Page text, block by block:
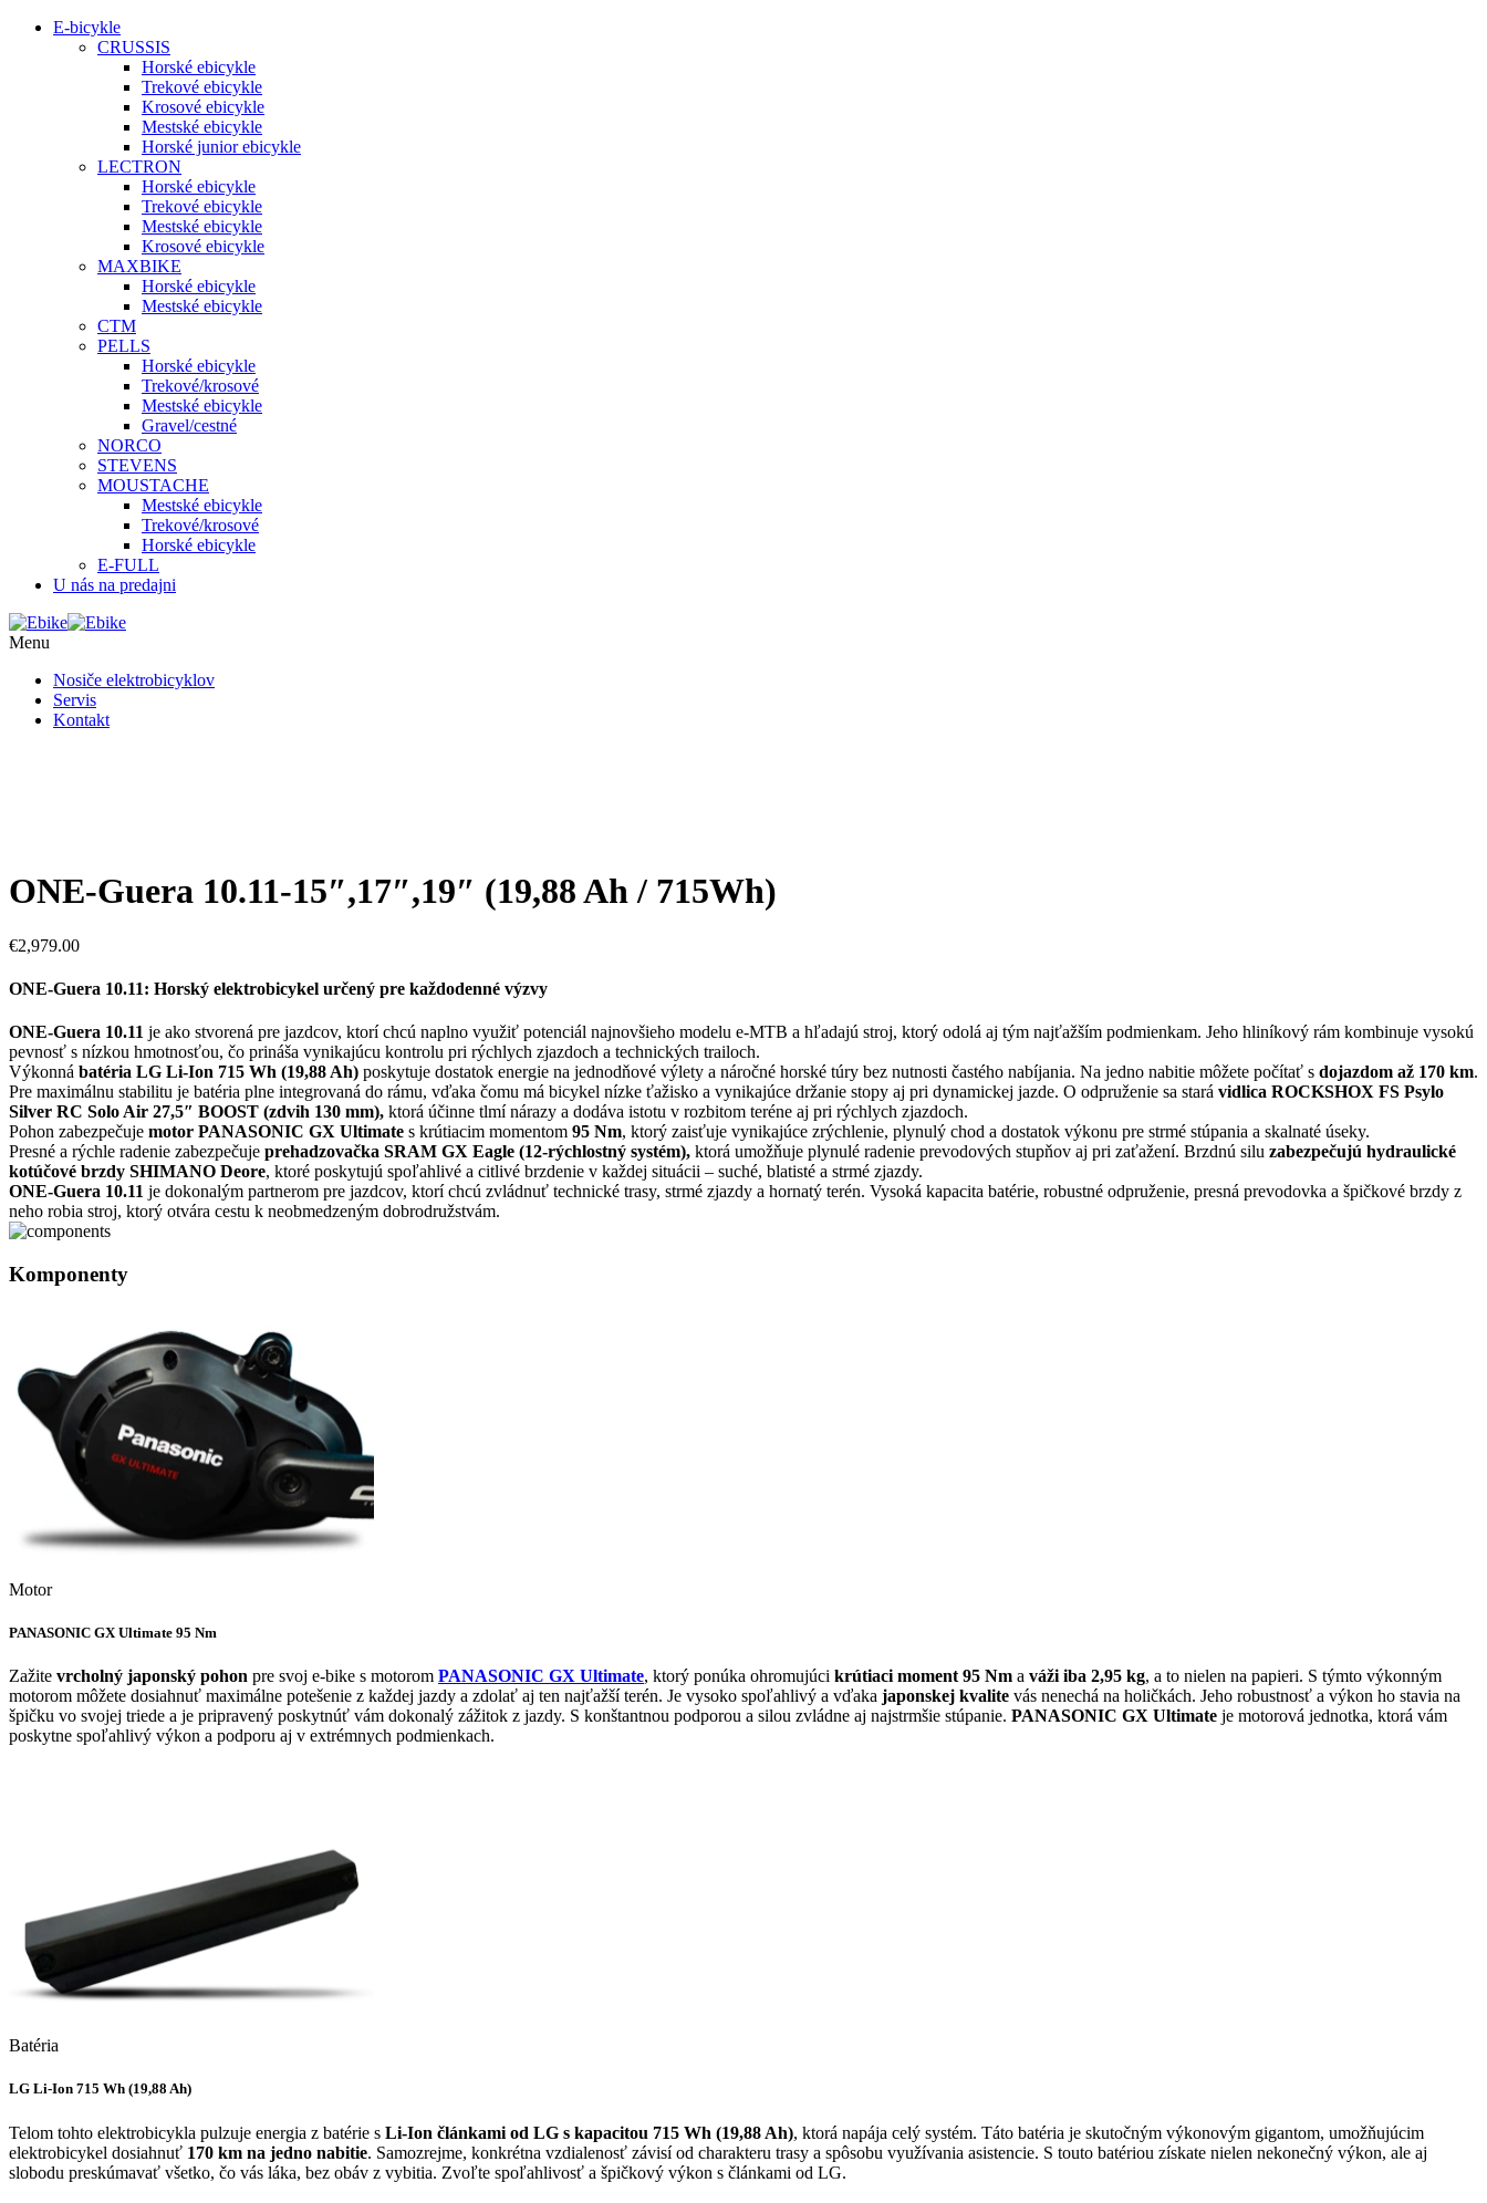
E-bicykle
CRUSSIS
Horské ebicykle
Trekové ebicykle
Krosové ebicykle
Mestské ebicykle
Horské junior ebicykle
LECTRON
Horské ebicykle
Trekové ebicykle
Mestské ebicykle
Krosové ebicykle
MAXBIKE
Horské ebicykle
Mestské ebicykle
CTM
PELLS
Horské ebicykle
Trekové/krosové
Mestské ebicykle
Gravel/cestné
NORCO
STEVENS
MOUSTACHE
Mestské ebicykle
Trekové/krosové
Horské ebicykle
E-FULL
U nás na predajni
Menu
Nosiče elektrobicyklov
Servis
Kontakt
ONE-Guera 10.11-15″,17″,19″ (19,88 Ah / 715Wh)
€2,979.00
ONE-Guera 10.11: Horský elektrobicykel určený pre každodenné výzvy
ONE-Guera 10.11 je ako stvorená pre jazdcov, ktorí chcú naplno využiť potenciál najnovšieho modelu e-MTB a hľadajú stroj, ktorý odolá aj tým najťažším podmienkam. Jeho hliníkový rám kombinuje vysokú
pevnosť s nízkou hmotnosťou, čo prináša vynikajúcu kontrolu pri rýchlych zjazdoch a technických trailoch.
Výkonná batéria LG Li-Ion 715 Wh (19,88 Ah) poskytuje dostatok energie na jednodňové výlety a náročné horské túry bez nutnosti častého nabíjania. Na jedno nabitie môžete počítať s dojazdom až 170 km.
Pre maximálnu stabilitu je batéria plne integrovaná do rámu, vďaka čomu má bicykel nízke ťažisko a vynikajúce držanie stopy aj pri dynamickej jazde. O odpruženie sa stará vidlica ROCKSHOX FS Psylo
Silver RC Solo Air 27,5″ BOOST (zdvih 130 mm), ktorá účinne tlmí nárazy a dodáva istotu v rozbitom teréne aj pri rýchlych zjazdoch.
Pohon zabezpečuje motor PANASONIC GX Ultimate s krútiacim momentom 95 Nm, ktorý zaisťuje vynikajúce zrýchlenie, plynulý chod a dostatok výkonu pre strmé stúpania a skalnaté úseky.
Presné a rýchle radenie zabezpečuje prehadzovačka SRAM GX Eagle (12-rýchlostný systém), ktorá umožňuje plynulé radenie prevodových stupňov aj pri zaťažení. Brzdnú silu zabezpečujú hydraulické
kotúčové brzdy SHIMANO Deore, ktoré poskytujú spoľahlivé a citlivé brzdenie v každej situácii – suché, blatisté a strmé zjazdy.
ONE-Guera 10.11 je dokonalým partnerom pre jazdcov, ktorí chcú zvládnuť technické trasy, strmé zjazdy a hornatý terén. Vysoká kapacita batérie, robustné odpruženie, presná prevodovka a špičkové brzdy z
neho robia stroj, ktorý otvára cestu k neobmedzeným dobrodružstvám.
Komponenty
Motor
PANASONIC GX Ultimate 95 Nm
Zažite vrcholný japonský pohon pre svoj e-bike s motorom PANASONIC GX Ultimate, ktorý ponúka ohromujúci krútiaci moment 95 Nm a váži iba 2,95 kg, a to nielen na papieri. S týmto výkonným
motorom môžete dosiahnuť maximálne potešenie z každej jazdy a zdolať aj ten najťažší terén. Je vysoko spoľahlivý a vďaka japonskej kvalite vás nenechá na holičkách. Jeho robustnosť a výkon ho stavia na
špičku vo svojej triede a je pripravený poskytnúť vám dokonalý zážitok z jazdy. S konštantnou podporou a silou zvládne aj najstrmšie stúpanie. PANASONIC GX Ultimate je motorová jednotka, ktorá vám
poskytne spoľahlivý výkon a podporu aj v extrémnych podmienkach.
Batéria
LG Li-Ion 715 Wh (19,88 Ah)
Telom tohto elektrobicykla pulzuje energia z batérie s Li-Ion článkami od LG s kapacitou 715 Wh (19,88 Ah), ktorá napája celý systém. Táto batéria je skutočným výkonovým gigantom, umožňujúcim
elektrobicykel dosiahnuť 170 km na jedno nabitie. Samozrejme, konkrétna vzdialenosť závisí od charakteru trasy a spôsobu využívania asistencie. S touto batériou získate nielen nekonečný výkon, ale aj
slobodu preskúmavať všetko, čo vás láka, bez obáv z vybitia. Zvoľte spoľahlivosť a špičkový výkon s článkami od LG.